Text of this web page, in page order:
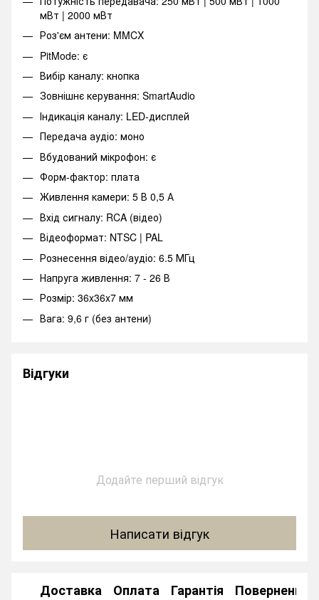
мВт | 2000 мВт
Роз'єм антени: MMCX
PitMode: є
Вибір каналу: кнопка
Зовнішнє керування: SmartAudio
Індикація каналу: LED-дисплей
Передача аудіо: моно
Вбудований мікрофон: є
Форм-фактор: плата
Живлення камери: 5 В 0,5 А
Вхід сигналу: RCA (відео)
Відеоформат: NTSC | PAL
Рознесення відео/аудіо: 6.5 МГц
Напруга живлення: 7 - 26 В
Розмір: 36x36x7 мм
Вага: 9,6 г (без антени)
Відгуки
Додайте перший відгук
Написати відгук
Доставка Оплата Гарантія Повернення